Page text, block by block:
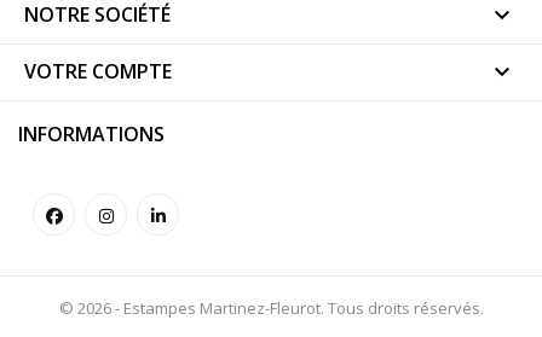
NOTRE SOCIÉTÉ 
VOTRE COMPTE 
INFORMATIONS
© 2026 - Estampes Martinez-Fleurot. Tous droits réservés.